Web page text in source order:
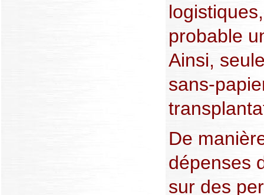
probable
Ainsi,
sans-
De
dépenses
sur des